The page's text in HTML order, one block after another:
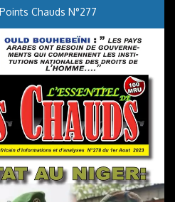
Chauds N°277